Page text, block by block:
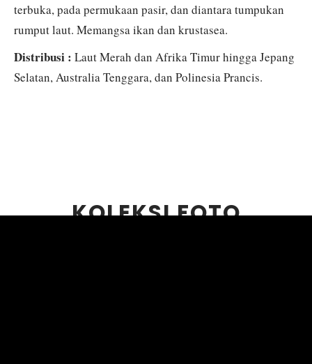
terbuka, pada permukaan pasir, dan diantara tumpukan
rumput laut. Memangsa ikan dan krustasea.
Distribusi : Laut Merah dan Afrika Timur hingga Jepang
Selatan, Australia Tenggara, dan Polinesia Prancis.
KOLEKSI FOTO